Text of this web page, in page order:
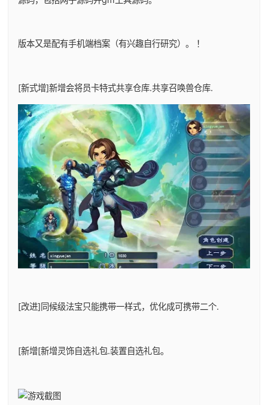
版本又是配有手机端档案（有兴趣自行研究）。 ！
[新式增]新增会将员卡特式共享仓库.共享召唤兽仓库.
[改进]同候级法宝只能携带一样式，优化成可携带二个.
[新增[新增灵饰自选礼包.装置自选礼包。